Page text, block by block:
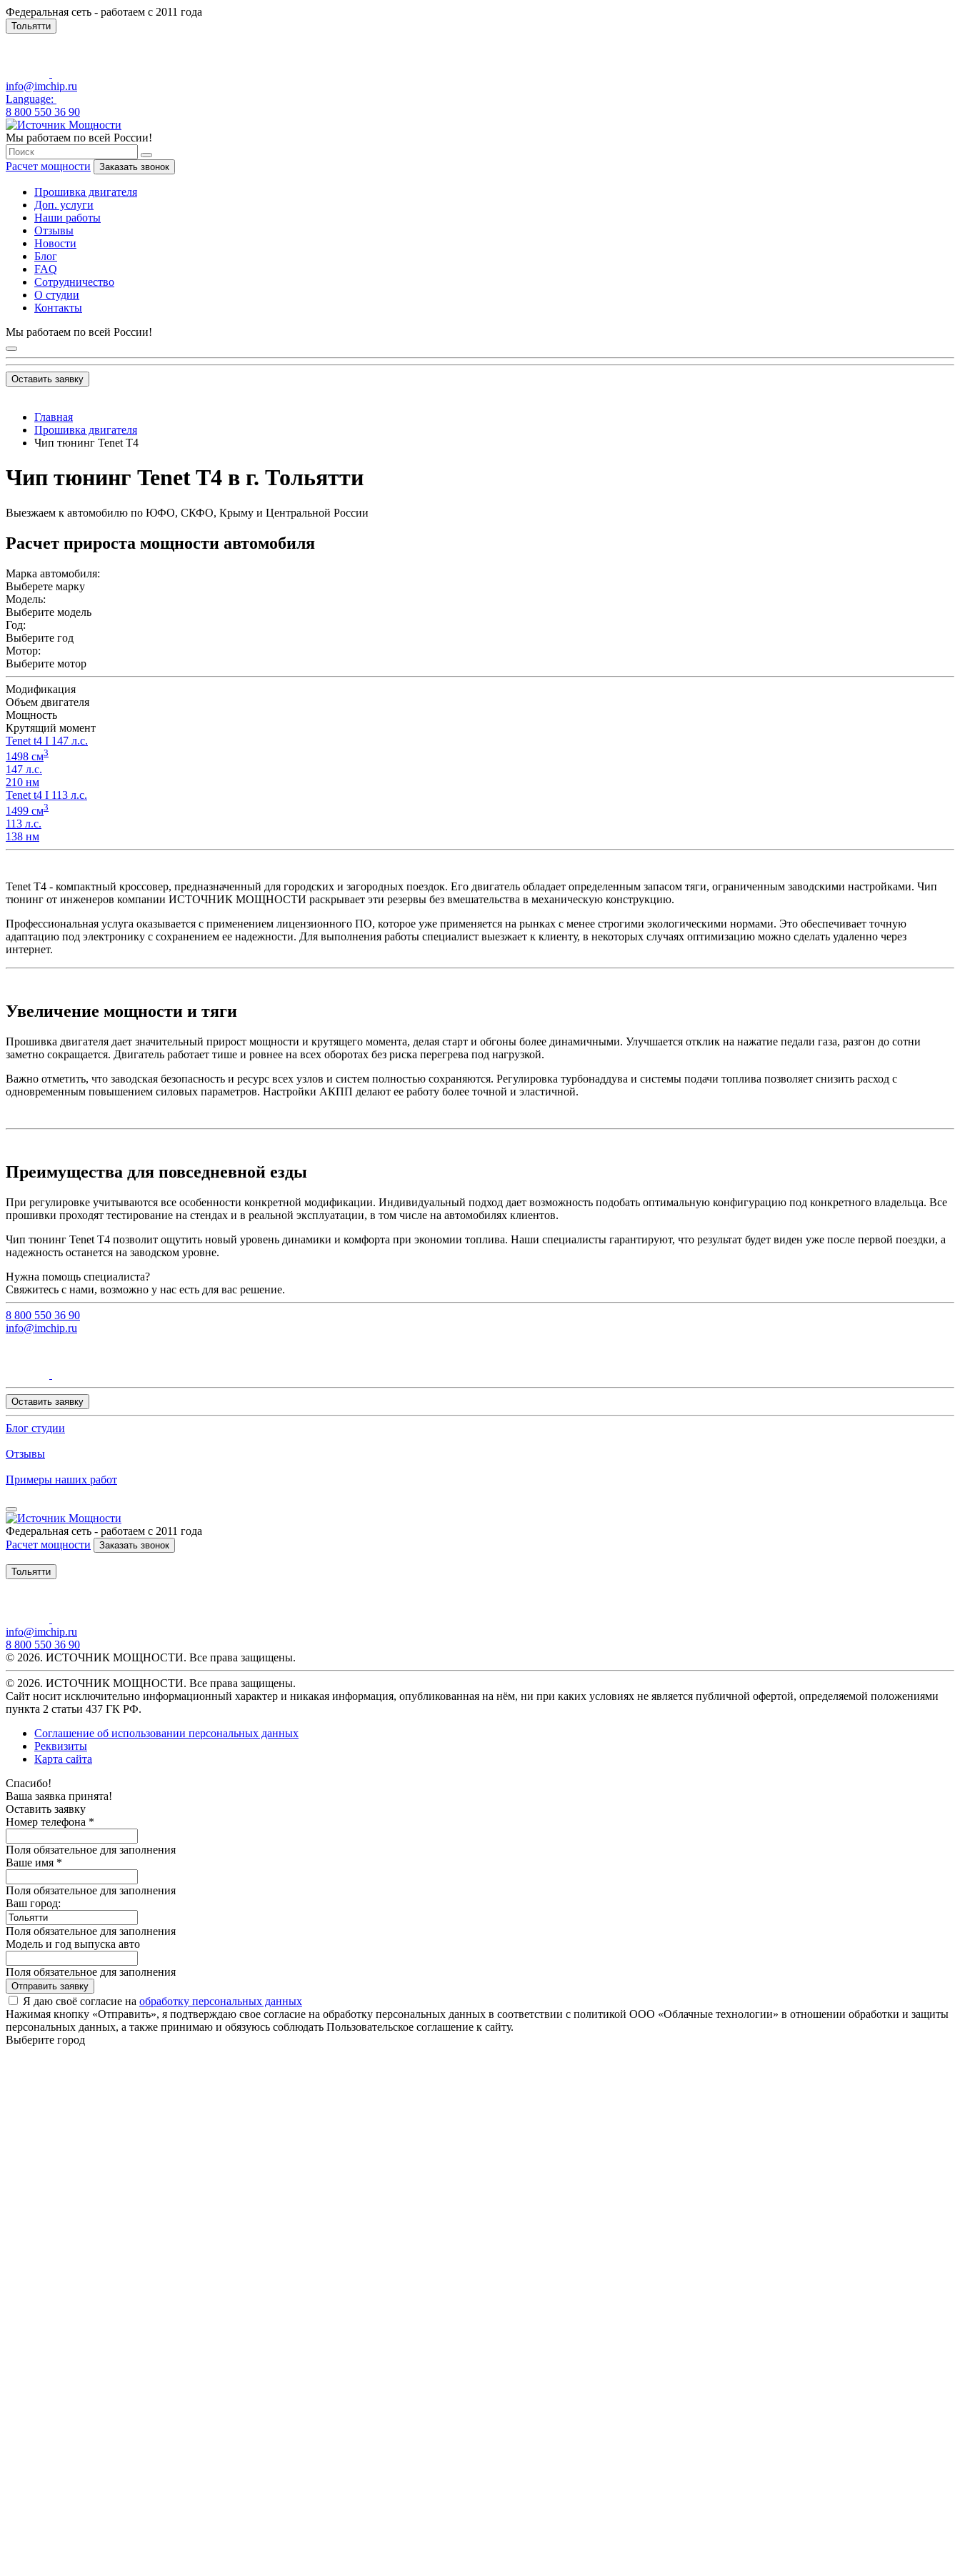
Федеральная сеть - работаем с 2011 года
Тольятти
info@imchip.ru
Language:
8 800 550 36 90
Мы работаем по всей России!
Расчет мощности Заказать звонок
Прошивка двигателя
Доп. услуги
Наши работы
Отзывы
Новости
Блог
FAQ
Сотрудничество
О студии
Контакты
Мы работаем по всей России!
Оставить заявку
Главная
Прошивка двигателя
Чип тюнинг Tenet T4
Чип тюнинг Tenet T4 в г. Тольятти
Выезжаем к автомобилю по ЮФО, СКФО, Крыму и Центральной России
Расчет прироста мощности автомобиля
Марка автомобиля:
Выберете марку
Модель:
Выберите модель
Год:
Выберите год
Мотор:
Выберите мотор
Модификация
Объем двигателя
Мощность
Крутящий момент
Tenet t4 I 147 л.с.
1498 см3
147 л.с.
210 нм
Tenet t4 I 113 л.с.
1499 см3
113 л.с.
138 нм
Tenet T4 - компактный кроссовер, предназначенный для городских и загородных поездок. Его двигатель обладает определенным запасом тяги, ограниченным заводскими настройками. Чип
тюнинг от инженеров компании ИСТОЧНИК МОЩНОСТИ раскрывает эти резервы без вмешательства в механическую конструкцию.
Профессиональная услуга оказывается с применением лицензионного ПО, которое уже применяется на рынках с менее строгими экологическими нормами. Это обеспечивает точную
адаптацию под электронику с сохранением ее надежности. Для выполнения работы специалист выезжает к клиенту, в некоторых случаях оптимизацию можно сделать удаленно через
интернет.
Увеличение мощности и тяги
Прошивка двигателя дает значительный прирост мощности и крутящего момента, делая старт и обгоны более динамичными. Улучшается отклик на нажатие педали газа, разгон до сотни
заметно сокращается. Двигатель работает тише и ровнее на всех оборотах без риска перегрева под нагрузкой.
Важно отметить, что заводская безопасность и ресурс всех узлов и систем полностью сохраняются. Регулировка турбонаддува и системы подачи топлива позволяет снизить расход с
одновременным повышением силовых параметров. Настройки АКПП делают ее работу более точной и эластичной.
Преимущества для повседневной езды
При регулировке учитываются все особенности конкретной модификации. Индивидуальный подход дает возможность подобать оптимальную конфигурацию под конкретного владельца. Все
прошивки проходят тестирование на стендах и в реальной эксплуатации, в том числе на автомобилях клиентов.
Чип тюнинг Tenet T4 позволит ощутить новый уровень динамики и комфорта при экономии топлива. Наши специалисты гарантируют, что результат будет виден уже после первой поездки, а
надежность останется на заводском уровне.
Нужна помощь специалиста?
Свяжитесь с нами, возможно у нас есть для вас решение.
8 800 550 36 90
info@imchip.ru
Оставить заявку
Блог студии
Отзывы
Примеры наших работ
Федеральная сеть - работаем с 2011 года
Расчет мощности
Заказать звонок
Тольятти
info@imchip.ru
8 800 550 36 90
© 2026. ИСТОЧНИК МОЩНОСТИ. Все права защищены.
© 2026. ИСТОЧНИК МОЩНОСТИ. Все права защищены.
Сайт носит исключительно информационный характер и никакая информация, опубликованная на нём, ни при каких условиях не является публичной офертой, определяемой положениями
пункта 2 статьи 437 ГК РФ.
Соглашение об использовании персональных данных
Реквизиты
Карта сайта
Спасибо!
Ваша заявка принята!
Оставить заявку
Номер телефона *
Поля обязательное для заполнения
Ваше имя *
Поля обязательное для заполнения
Ваш город:
Поля обязательное для заполнения
Модель и год выпуска авто
Поля обязательное для заполнения
Отправить заявку
Я даю своё согласие на обработку персональных данных
Нажимая кнопку «Отправить», я подтверждаю свое согласие на обработку персональных данных в соответствии с политикой ООО «Облачные технологии» в отношении обработки и защиты
персональных данных, а также принимаю и обязуюсь соблюдать Пользовательское соглашение к сайту.
Выберите город